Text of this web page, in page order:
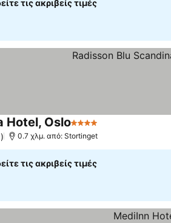
τις ακριβείς τιμές
Hotel, Oslo4 Αστέρια
0.7 χλμ. από: Stortinget
τις ακριβείς τιμές